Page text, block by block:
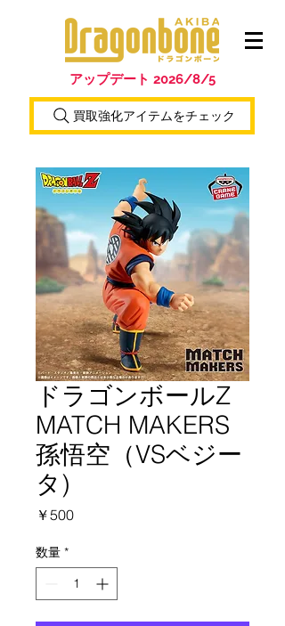
アップデート 2026/8/5
買取強化アイテムをチェック
ドラゴンボールZ
MATCH MAKERS
孫悟空（VSベジー
タ)
￥500価
数量 *